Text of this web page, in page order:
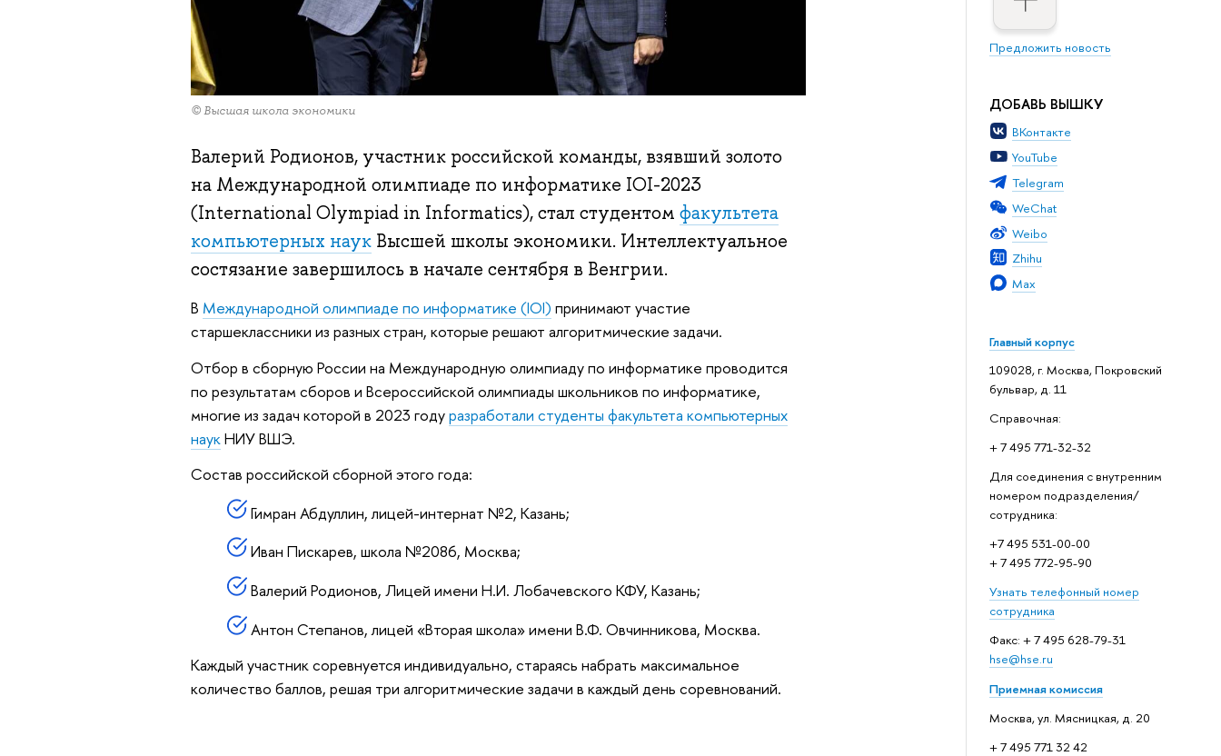
Предложить новость
ДОБАВЬ ВЫШКУ
ВКонтакте
YouTube
Telegram
WeChat
Weibo
Zhihu
Max
Главный корпус
109028, г. Москва, Покровский
бульвар, д. 11
Справочная:
+ 7 495 771-32-32
Для соединения с внутренним
номером подразделения/
сотрудника:
+7 495 531-00-00
+ 7 495 772-95-90
Узнать телефонный номер
сотрудника
Факс: + 7 495 628-79-31
hse@hse.ru
Приемная комиссия
Москва, ул. Мясницкая, д. 20
+ 7 495 771 32 42
© Высшая школа экономики
Валерий Родионов, участник российской команды, взявший золото
на Международной олимпиаде по информатике IOI-2023
(International Olympiad in Informatics), стал студентом факультета
компьютерных наукВысшей школы экономики. Интеллектуальное
состязание завершилось в начале сентября в Венгрии.
В Международной олимпиаде по информатике (IOI) принимают участие
старшеклассники из разных стран, которые решают алгоритмические задачи.
Отбор в сборную России на Международную олимпиаду по информатике проводится
по результатам сборов и Всероссийской олимпиады школьников по информатике,
многие из задач которой в 2023 годуразработали студенты факультета компьютерных
наукНИУ ВШЭ.
Состав российской сборной этого года:
Гимран Абдуллин, лицей-интернат №2, Казань;
Иван Пискарев, школа №2086, Москва;
Валерий Родионов, Лицей имени Н.И. Лобачевского КФУ, Казань;
Антон Степанов, лицей «Вторая школа» имени В.Ф. Овчинникова, Москва.
Каждый участник соревнуется индивидуально, стараясь набрать максимальное
количество баллов, решая три алгоритмические задачи в каждый день соревнований.